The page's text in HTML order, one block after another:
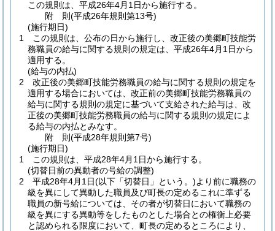
この規則は、平成26年4月1日から施行する。
附 則(平成26年規則第13号)
(施行期日)
1
この規則は、公布の日から施行し、改正後の美郷町技能労
務職員の給与に関する規則の規定は、平成26年4月1日から
適用する。
(給与の内払)
2
改正後の美郷町技能労務職員の給与に関する規則の規定を
適用する場合においては、改正前の美郷町技能労務職員の
給与に関する規則の規定に基づいて支給された給与は、改
正後の美郷町技能労務職員の給与に関する規則の規定によ
る給与の内払とみなす。
附 則(平成28年規則第7号)
(施行期日)
1
この規則は、平成28年4月1日から施行する。
(切替日前の異動者の号給の調整)
2
平成28年4月1日(以下「切替日」という。)より前に職務の
級を異にして異動した職員及び町長の定めるこれに準ずる
職員の新号給については、その者が切替日において職務の
級を異にする異動等をしたものとした場合との権衡上必要
と認められる限度において、町長の定めるところにより、